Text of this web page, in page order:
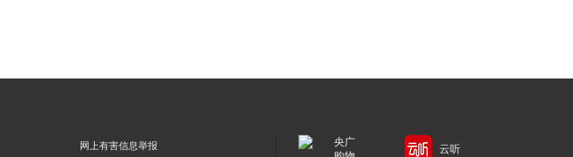
网上有害信息举报
央广
云听